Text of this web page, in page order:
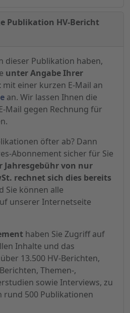
Publikation HV-Bericht
dieser Publikation haben,
unter Angabe Ihrer
mit einer kurzen E-Mail an
an. Wir lassen Ihnen die
Mail gegen Rechnung für
öfter ab? Dann
Abonnement sicher für Sie
Jahresgebühr von nur
rechnet sich dies bereits
Sie können alle
unserer Internetseite
haben Sie Zugriff auf
Inhalte und das
13.500 HV-Berichten,
Themen-,
sowie Interviews, zu
rund 500 Publikationen